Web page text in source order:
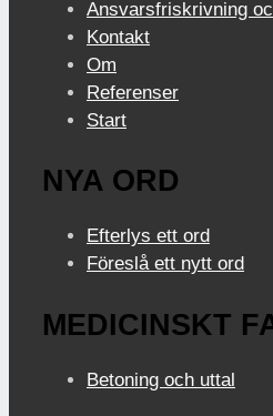
Ansvarsfriskrivning
Kontakt
Om
Referenser
Start
NYA ORD
Efterlys ett ord
Föreslå ett nytt ord
MEDICINSKT
Betoning och uttal